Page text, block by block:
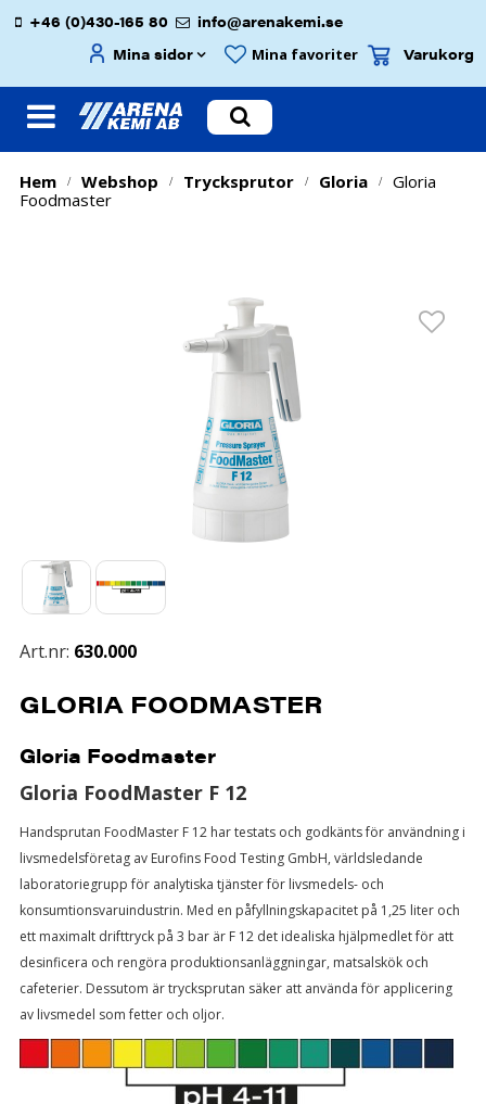
+46 (0)430-165 80
info@arenakemi.se
Mina sidor
Mina favoriter Varukorg
Hem / Webshop / Trycksprutor / Gloria /
Gloria
Foodmaster
Art.nr: 630.000
GLORIA FOODMASTER
Gloria Foodmaster
Gloria FoodMaster F 12
Handsprutan FoodMaster F 12 har testats och godkänts för användning i
livsmedelsföretag av Eurofins Food Testing GmbH, världsledande
laboratoriegrupp för analytiska tjänster för livsmedels- och
konsumtionsvaruindustrin. Med en påfyllningskapacitet på 1,25 liter och
ett maximalt drifttryck på 3 bar är F 12 det idealiska hjälpmedlet för att
desinficera och rengöra produktionsanläggningar, matsalskök och
cafeterier. Dessutom är trycksprutan säker att använda för applicering
av livsmedel som fetter och oljor.